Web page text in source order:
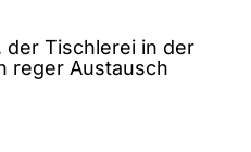
der Tischlerei in der
reger Austausch